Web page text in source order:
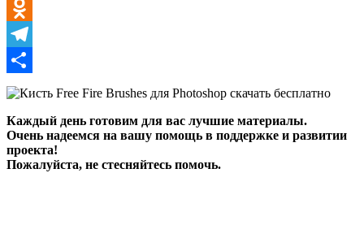
Facebook
Odnoklassniki
Telegram
Отправить
Каждый день готовим для вас лучшие материалы.
Очень надеемся на вашу помощь в поддержке и развитии
проекта!
Пожалуйста, не стесняйтесь помочь.